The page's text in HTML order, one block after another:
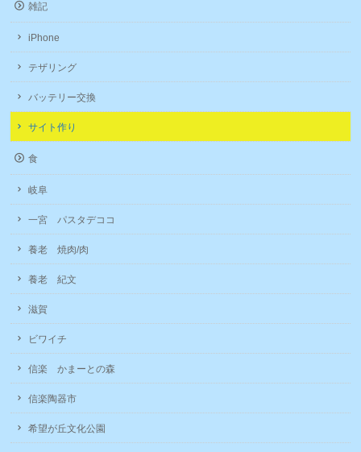
雑記
iPhone
テザリング
バッテリー交換
サイト作り
食
岐阜
一宮 パスタデココ
養老 焼肉/肉
養老 紀文
滋賀
ビワイチ
信楽 かまーとの森
信楽陶器市
希望が丘文化公園